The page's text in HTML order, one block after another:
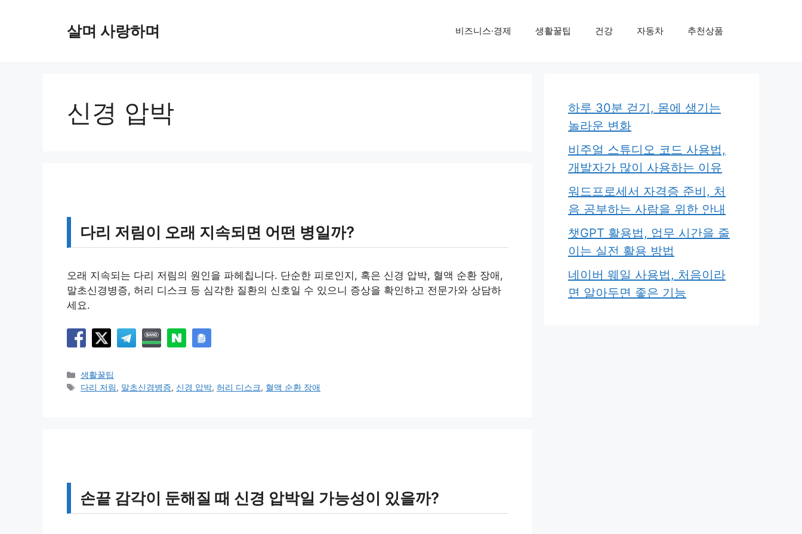
살며 사랑하며 비즈니스·경제 생활꿀팁 건강 자동차 추천상품
신경 압박
다리 저림이 오래 지속되면 어떤 병일까?
오래 지속되는 다리 저림의 원인을 파헤칩니다. 단순한 피로인지, 혹은 신경 압박, 혈액 순환 장애,
말초신경병증, 허리 디스크 등 심각한 질환의 신호일 수 있으니 증상을 확인하고 전문가와 상담하
세요.
카
테
생활꿀팁
태
다리 저림, 말초신경병증, 신경 압박,허리 디스크, 혈액 순환 장애
손끝 감각이 둔해질 때 신경 압박일 가능성이 있을까?
하루 30분 걷기, 몸에 생기는
놀라운 변화
비주얼 스튜디오 코드 사용법,
개발자가 많이 사용하는 이유
워드프로세서 자격증 준비, 처
음 공부하는 사람을 위한 안내
챗GPT 활용법, 업무 시간을 줄
이는 실전 활용 방법
네이버 웨일 사용법, 처음이라
면 알아두면 좋은 기능